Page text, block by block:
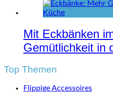
Mit Eckbänken
Gemütlichkeit in
Top Themen
Flippige Accessoires